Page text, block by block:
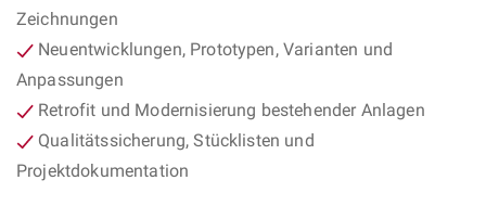
Zeichnungen
Neuentwicklungen, Prototypen, Varianten und
Anpassungen
Retrofit und Modernisierung bestehender Anlagen
Qualitätssicherung, Stücklisten und
Projektdokumentation